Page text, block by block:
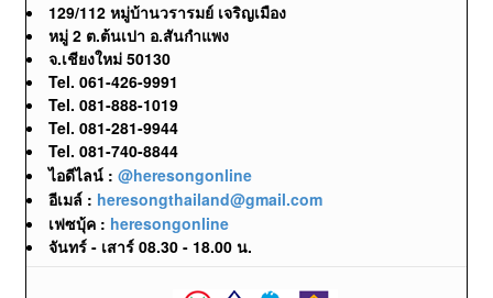
129/112 หมู่บ้านวรารมย์ เจริญเมือง
หมู่ 2 ต.ต้นเปา อ.สันกำแพง
จ.เชียงใหม่ 50130
Tel. 061-426-9991
Tel. 081-888-1019
Tel. 081-281-9944
Tel. 081-740-8844
ไอดีไลน์ : @heresongonline
อีเมล์ : heresongthailand@gmail.com
เฟซบุ้ค : heresongonline
จันทร์ - เสาร์ 08.30 - 18.00 น.